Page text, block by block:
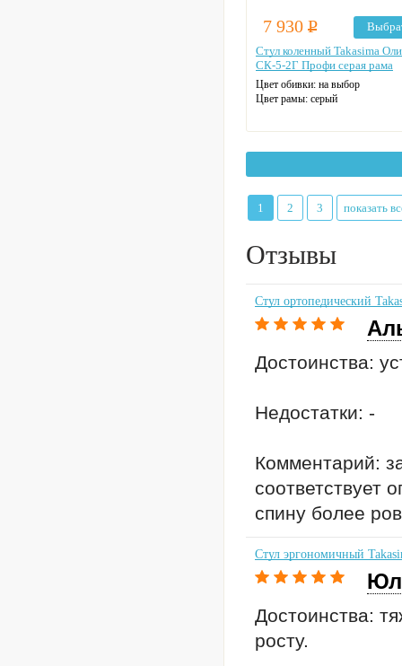
7 930 Р
Стул коленный Takasima
СК-5-2Г Профи серая рама
Цвет обивки: на выбор
Цвет рамы: серый
1 2 3 показать
Отзывы
Стул ортопедический
Достоинства:
Недостатки: -
Комментарий:
соответствует
спину более
Стул эргономичный
Достоинства:
росту.